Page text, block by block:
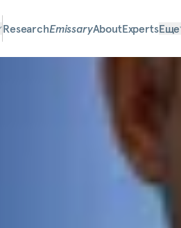
ResearchEmissaryAboutExpertsЕще